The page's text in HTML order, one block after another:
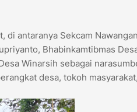
antaranya Sekcam
Bhabinkamtibmas
Winarsih sebagai
desa, tokoh